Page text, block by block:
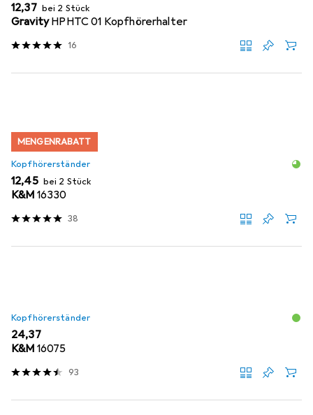
EUR
12,37 bei 2 Stück
GravityHPHTC 01 Kopfhörerhalter
16
MENGENRABATT
Kopfhörerständer
EUR
12,45 bei 2 Stück
K&M 16330
38
Kopfhörerständer
EUR
24,37
K&M 16075
93